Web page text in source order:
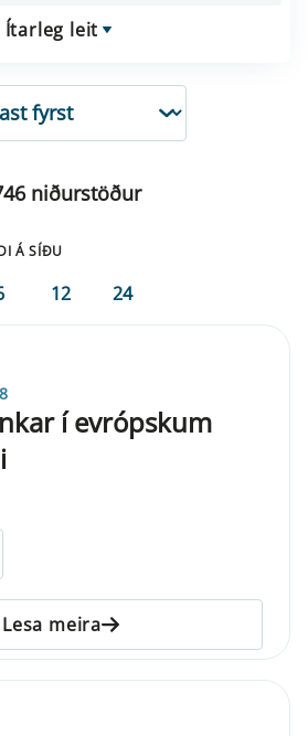
Ítarleg leit
niðurstöður
Á SÍÐU
12 24
í evrópskum
Lesa meira